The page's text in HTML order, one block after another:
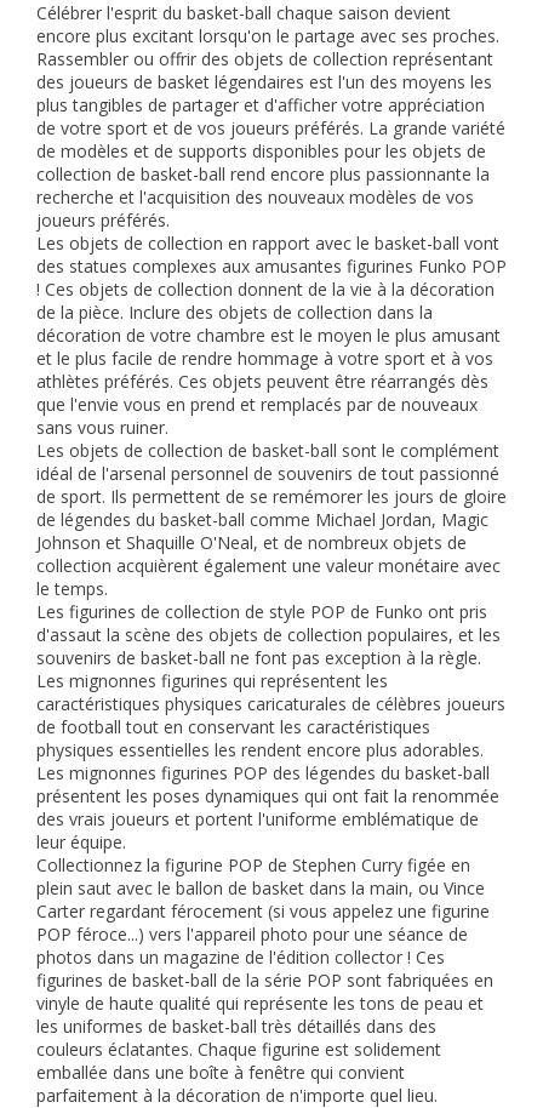
Célébrer l'esprit du basket-ball chaque saison devient
encore plus excitant lorsqu'on le partage avec ses proches.
Rassembler ou offrir des objets de collection représentant
des joueurs de basket légendaires est l'un des moyens les
plus tangibles de partager et d'afficher votre appréciation
de votre sport et de vos joueurs préférés. La grande variété
de modèles et de supports disponibles pour les objets de
collection de basket-ball rend encore plus passionnante la
recherche et l'acquisition des nouveaux modèles de vos
joueurs préférés.
Les objets de collection en rapport avec le basket-ball vont
des statues complexes aux amusantes figurines Funko POP
! Ces objets de collection donnent de la vie à la décoration
de la pièce. Inclure des objets de collection dans la
décoration de votre chambre est le moyen le plus amusant
et le plus facile de rendre hommage à votre sport et à vos
athlètes préférés. Ces objets peuvent être réarrangés dès
que l'envie vous en prend et remplacés par de nouveaux
sans vous ruiner.
Les objets de collection de basket-ball sont le complément
idéal de l'arsenal personnel de souvenirs de tout passionné
de sport. Ils permettent de se remémorer les jours de gloire
de légendes du basket-ball comme Michael Jordan, Magic
Johnson et Shaquille O'Neal, et de nombreux objets de
collection acquièrent également une valeur monétaire avec
le temps.
Les figurines de collection de style POP de Funko ont pris
d'assaut la scène des objets de collection populaires, et les
souvenirs de basket-ball ne font pas exception à la règle.
Les mignonnes figurines qui représentent les
caractéristiques physiques caricaturales de célèbres joueurs
de football tout en conservant les caractéristiques
physiques essentielles les rendent encore plus adorables.
Les mignonnes figurines POP des légendes du basket-ball
présentent les poses dynamiques qui ont fait la renommée
des vrais joueurs et portent l'uniforme emblématique de
leur équipe.
Collectionnez la figurine POP de Stephen Curry figée en
plein saut avec le ballon de basket dans la main, ou Vince
Carter regardant férocement (si vous appelez une figurine
POP féroce...) vers l'appareil photo pour une séance de
photos dans un magazine de l'édition collector ! Ces
figurines de basket-ball de la série POP sont fabriquées en
vinyle de haute qualité qui représente les tons de peau et
les uniformes de basket-ball très détaillés dans des
couleurs éclatantes. Chaque figurine est solidement
emballée dans une boîte à fenêtre qui convient
parfaitement à la décoration de n'importe quel lieu.